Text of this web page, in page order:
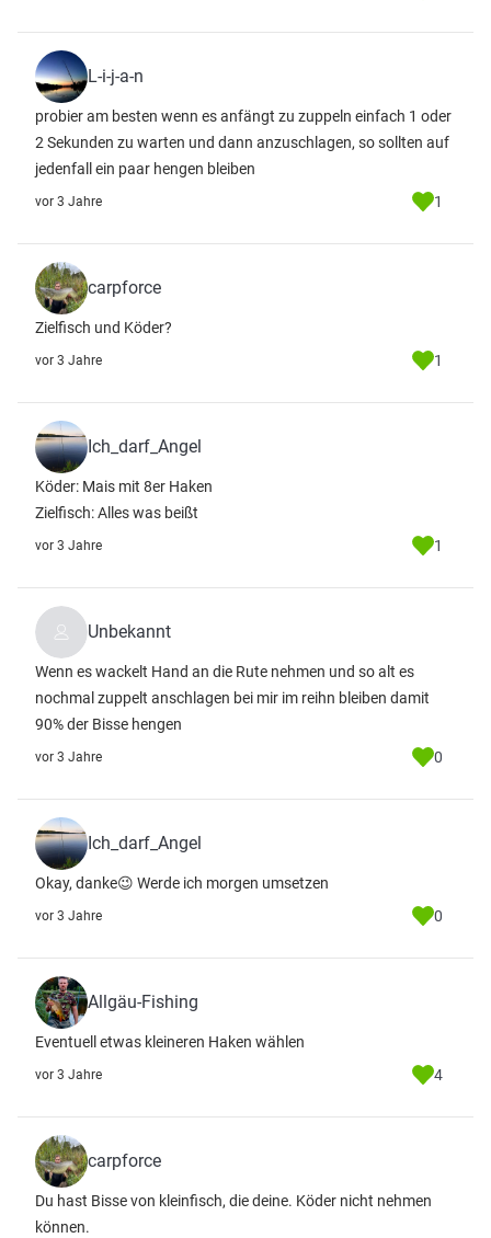
L-i-j-a-n
probier am besten wenn es anfängt zu zuppeln einfach 1 oder
2 Sekunden zu warten und dann anzuschlagen, so sollten auf
jedenfall ein paar hengen bleiben
vor 3 Jahre 1
carpforce
Zielfisch und Köder?
vor 3 Jahre 1
Ich_darf_Angel
Köder: Mais mit 8er Haken
Zielfisch: Alles was beißt
vor 3 Jahre 1
Unbekannt
Wenn es wackelt Hand an die Rute nehmen und so alt es
nochmal zuppelt anschlagen bei mir im reihn bleiben damit
90% der Bisse hengen
vor 3 Jahre 0
Ich_darf_Angel
Okay, danke😉 Werde ich morgen umsetzen
vor 3 Jahre 0
Allgäu-Fishing
Eventuell etwas kleineren Haken wählen
vor 3 Jahre 4
carpforce
Du hast Bisse von kleinfisch, die deine. Köder nicht nehmen
können.